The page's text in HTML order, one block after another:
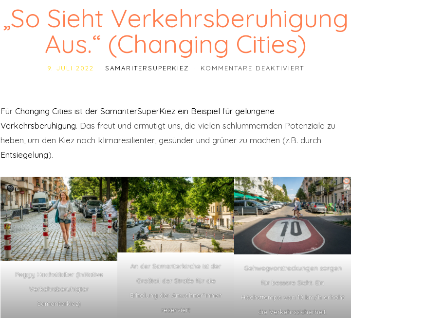
„So Sieht Verkehrsberuhigung
Aus.“ (Changing Cities)
9. JULI 2022 SAMARITERSUPERKIEZ KOMMENTARE DEAKTIVIERT
Für Changing Cities ist der SamariterSuperKiez ein Beispiel für gelungene
Verkehrsberuhigung. Das freut und ermutigt uns, die vielen schlummernden Potenziale zu
heben, um den Kiez noch klimaresilienter, gesünder und grüner zu machen (z.B. durch
Entsiegelung).
Peggy Hochstädter (Initiative
Verkehrsberuhigter
Samariterkiez)
An der Samariterkirche ist der
Großteil der Straße für die
Erholung der Anwohner*innen
reserviert
Gehwegvorstreckungen sorgen
für bessere Sicht. Ein
Höchsttempo von 10 km/h erhöht
die Verkehrssicherheit.